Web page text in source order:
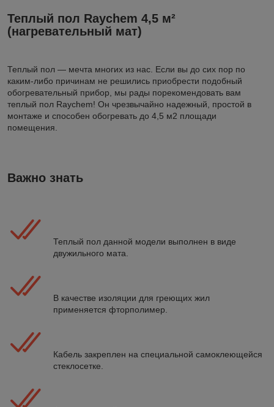
Теплый пол Raychem 4,5 м²
(нагревательный мат)
Теплый пол — мечта многих из нас. Если вы до сих пор по
каким-либо причинам не решились приобрести подобный
обогревательный прибор, мы рады порекомендовать вам
теплый пол Raychem! Он чрезвычайно надежный, простой в
монтаже и способен обогревать до 4,5 м2 площади
помещения.
Важно знать
Теплый пол данной модели выполнен в виде
двужильного мата.
В качестве изоляции для греющих жил
применяется фторполимер.
Кабель закреплен на специальной самоклеющейся
стеклосетке.